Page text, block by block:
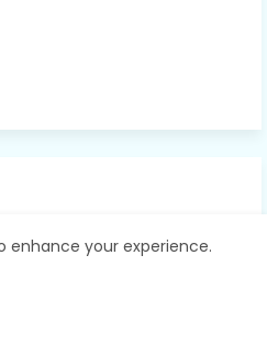
enhance your experience.